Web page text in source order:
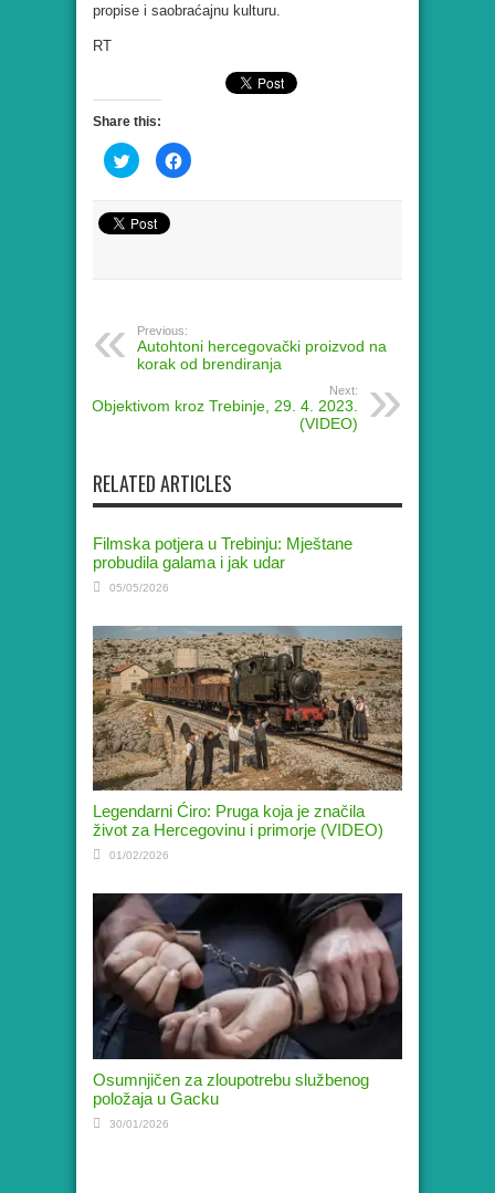
propise i saobraćajnu kulturu.
RT
Share this:
Click
to
share
Twitter
(Opens
in
Click
to
Previous:
Autohtoni hercegovački proizvod na
korak od brendiranja
Next:
Objektivom kroz Trebinje, 29. 4. 2023.
(VIDEO)
RELATED ARTICLES
Filmska potjera u Trebinju: Mještane
probudila galama i jak udar
05/05/2026
Legendarni Ćiro: Pruga koja je značila
život za Hercegovinu i primorje (VIDEO)
01/02/2026
Osumnjičen za zloupotrebu službenog
položaja u Gacku
30/01/2026